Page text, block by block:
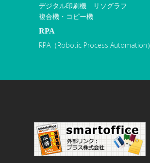
デジタル印刷機 リソグラフ
複合機・コピー機
RPA
RPA（Robotic Process Automation）